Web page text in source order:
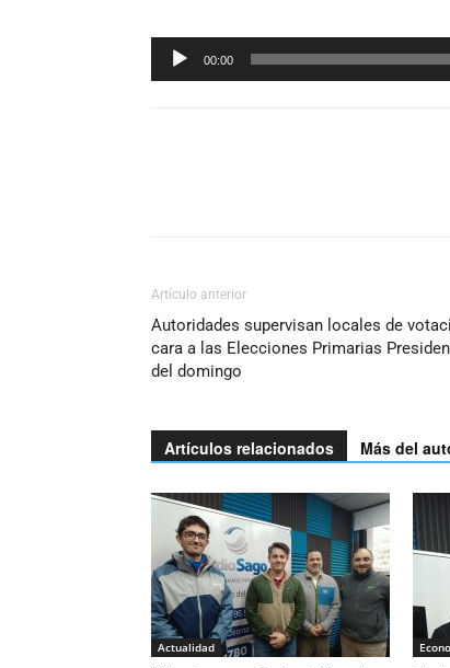
Reproductor
de
00:00
Artículo anterior
Autoridades supervisan locales de
cara a las Elecciones Primarias
del domingo
Artículos relacionados Más del
Actualidad